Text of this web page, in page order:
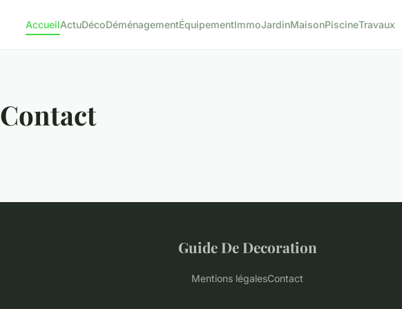
AccueilActuDécoDéménagementÉquipementImmoJardinMaisonPiscineTravaux
Contact
Guide De Decoration
Mentions légalesContact